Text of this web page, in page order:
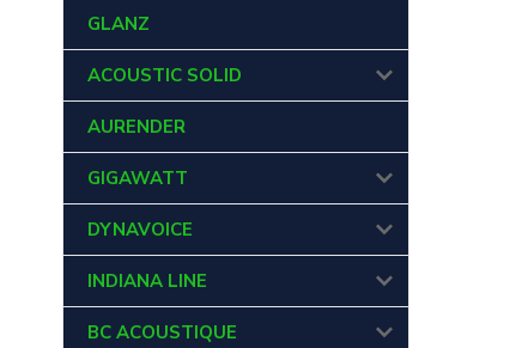
GLANZ
ACOUSTIC SOLID
AURENDER
GIGAWATT
DYNAVOICE
INDIANA LINE
BC ACOUSTIQUE